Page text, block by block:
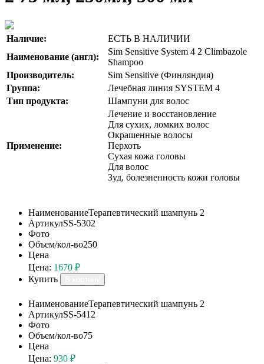
Наличие:
ЕСТЬ В НАЛИЧИИ
Наименование (англ):
Sim Sensitive System 4 2 Climbazole
Shampoo
Производитель:
Sim Sensitive (Финляндия)
Группа:
Лечебная линия SYSTEM 4
Тип продукта:
Шампуни для волос
Применение:
Лечение и восстановление
Для сухих, ломких волос
Окрашенные волосы
Перхоть
Сухая кожа головы
Для волос
Зуд, болезненность кожи головы
НаименованиеТерапевтический шампунь 2
АртикулSS-5302
Фото
Объем/кол-во250
Цена
Цена: 1670 ₽
Купить
НаименованиеТерапевтический шампунь 2
АртикулSS-5412
Фото
Объем/кол-во75
Цена
Цена: 930 ₽